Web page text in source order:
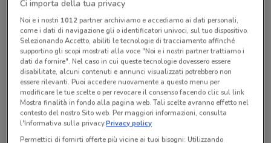
chiamando il negozio.
Chiama il negozio
Aperto
Lunedì 08:00 / 12:00 - 15:00 / 19:00
Martedì 08:00 / 12:00 - 15:00 / 19:00
Mercoledì 08:00 / 12:00 - 15:00 / 19:00
Giovedì 08:00 / 12:00 - 15:00 / 19:00
Venerdì 08:00 / 12:00 - 15:00 / 19:00
Sabato 08:00 / 12:00 - 15:00 / 19:00
Domenica Chiuso
06 9085680
Nori Srl
Ci importa della tua privacy
Noi e i nostri 1012partner archiviamo e accediamo ai dati personali,
come i dati di navigazione gli o identificatori univoci, sul tuo dispositivo.
Selezionando Accetto, abiliti le tecnologie di tracciamento affinché
supportino gli scopi mostrati alla voce "Noi e i nostri partner trattiamo i
dati da fornire". Nel caso in cui queste tecnologie dovessero essere
disabilitate, alcuni contenuti e annunci visualizzati potrebbero non
essere rilevanti. Puoi accedere nuovamente a questo menu per
modificare le tue scelte o per revocare il consenso facendo clic sul link
Mostra finalità in fondo alla pagina web. Tali scelte avranno effetto nel
contesto del nostro Sito web. Per maggiori informazioni, consulta
l'Informativa sulla privacy.Privacy policy
Permettici di fornirti offerte più vicine ai tuoi bisogni: Utilizzando